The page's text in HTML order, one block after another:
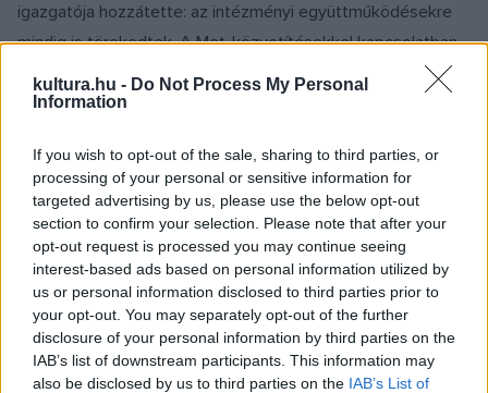
kultura.hu - Do Not Process My Personal
Information
If you wish to opt-out of the sale, sharing to third parties, or
processing of your personal or sensitive information for
targeted advertising by us, please use the below opt-out
section to confirm your selection. Please note that after your
opt-out request is processed you may continue seeing
interest-based ads based on personal information utilized by
us or personal information disclosed to third parties prior to
your opt-out. You may separately opt-out of the further
disclosure of your personal information by third parties on the
IAB’s list of downstream participants. This information may
also be disclosed by us to third parties on the IAB’s List of
igazgatója hozzátette: az intézményi együttműködésekre
mindig is törekedtek. A Met-közvetítésekkel kapcsolatban
is ugyanez történik: a szegedi Belvárosi Mozival, a
kecskeméti Malom Mozival és az Urániával egyaránt
és lektoráltatja a magyar feliratokat, amelyeket az említett
mozik tőlük vesznek át.
A Met-közvetítésekre meghirdetett valamennyi előadásra, a
Művészetek Palotája valamennyi játszóhelyére
(Fesztiválszínház, Auditórium) - így az ismétlésekre - is mind
elkeltek a jegyek. Azt, hogy több moziban is megtekinthetik
a nézők ezeket a előadásokat, a kommunikációs igazgató